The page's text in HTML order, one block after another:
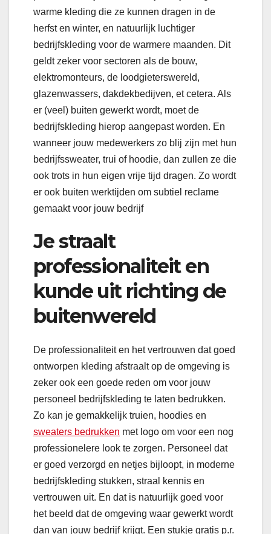
warme kleding die ze kunnen dragen in de
herfst en winter, en natuurlijk luchtiger
bedrijfskleding voor de warmere maanden. Dit
geldt zeker voor sectoren als de bouw,
elektromonteurs, de loodgieterswereld,
glazenwassers, dakdekbedijven, et cetera. Als
er (veel) buiten gewerkt wordt, moet de
bedrijfskleding hierop aangepast worden. En
wanneer jouw medewerkers zo blij zijn met hun
bedrijfssweater, trui of hoodie, dan zullen ze die
ook trots in hun eigen vrije tijd dragen. Zo wordt
er ook buiten werktijden om subtiel reclame
gemaakt voor jouw bedrijf
Je straalt
professionaliteit en
kunde uit richting de
buitenwereld
De professionaliteit en het vertrouwen dat goed
ontworpen kleding afstraalt op de omgeving is
zeker ook een goede reden om voor jouw
personeel bedrijfskleding te laten bedrukken.
Zo kan je gemakkelijk truien, hoodies en
sweaters bedrukken met logo om voor een nog
professionelere look te zorgen. Personeel dat
er goed verzorgd en netjes bijloopt, in moderne
bedrijfskleding stukken, straal kennis en
vertrouwen uit. En dat is natuurlijk goed voor
het beeld dat de omgeving waar gewerkt wordt
dan van jouw bedrijf krijgt. Een stukje gratis p.r.